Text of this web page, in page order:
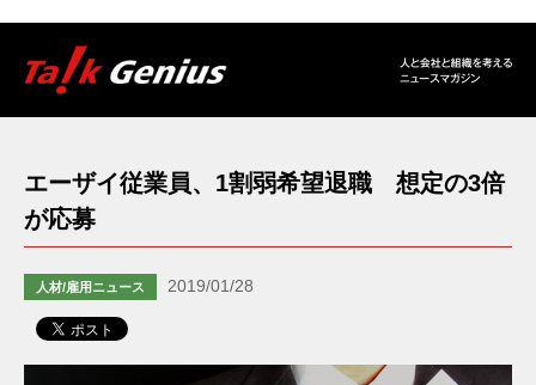
エーザイ従業員、1割弱希望退職 想定の3倍
が応募
人材/雇用ニュース 2019/01/28